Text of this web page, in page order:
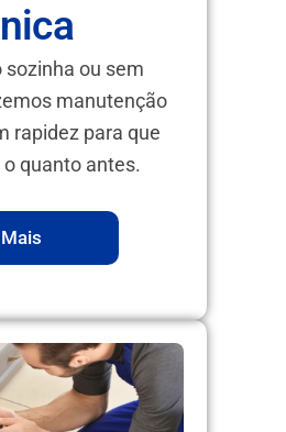
sozinha ou sem
manutenção
rapidez para que
quanto antes.